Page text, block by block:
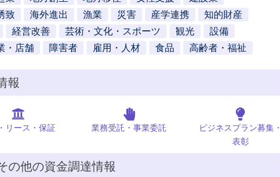
致 海外進出 漁業 災害 産学連携
知的財産
経営改善 芸術・文化・スポーツ 観光
設備
・店舗 障害者 雇用・人材 食品 高齢者・福祉
報
リース・保証 業務受託・事業委託
ビジネスプラン募集・
表彰
の他の資金調達情報